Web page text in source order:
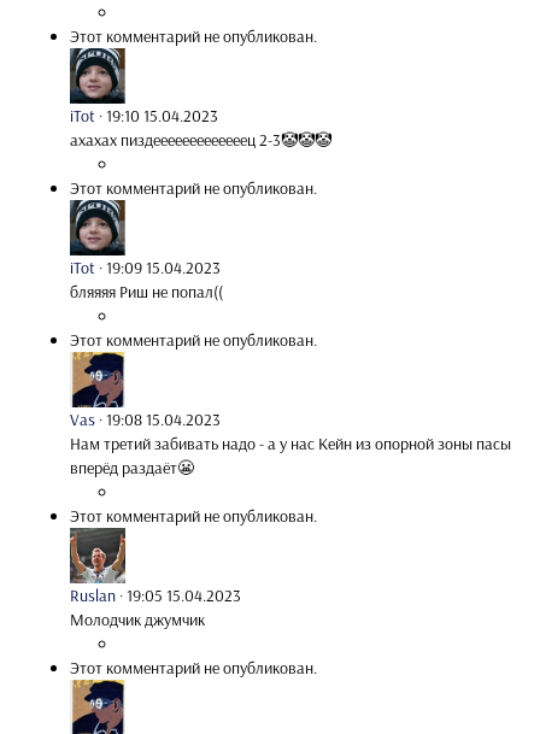
Этот комментарий не опубликован.
iTot ·19:10 15.04.2023
ахахах пиздееееееееееееец 2-3🤡🤡🤡
Этот комментарий не опубликован.
iTot ·19:09 15.04.2023
бляяяя Риш не попал((
Этот комментарий не опубликован.
Vas ·19:08 15.04.2023
Нам третий забивать надо - а у нас Кейн из опорной зоны пасы
вперёд раздаёт😬
Этот комментарий не опубликован.
Ruslan ·19:05 15.04.2023
Молодчик джумчик
Этот комментарий не опубликован.